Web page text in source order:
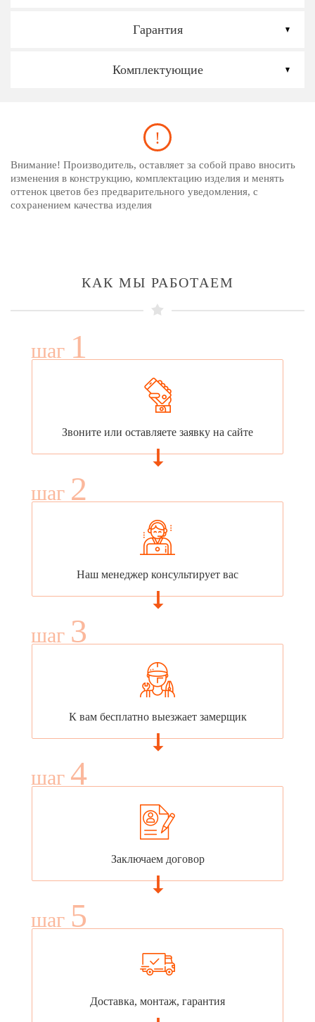
Гарантия
Комплектующие
Внимание! Производитель, оставляет за собой право вносить
изменения в конструкцию, комплектацию изделия и менять
оттенок цветов без предварительного уведомления, с
сохранением качества изделия
КАК МЫ РАБОТАЕМ
шаг 1
Звоните или оставляете заявку на сайте
шаг 2
Наш менеджер консультирует вас
шаг 3
К вам бесплатно выезжает замерщик
шаг 4
Заключаем договор
шаг 5
Доставка, монтаж, гарантия